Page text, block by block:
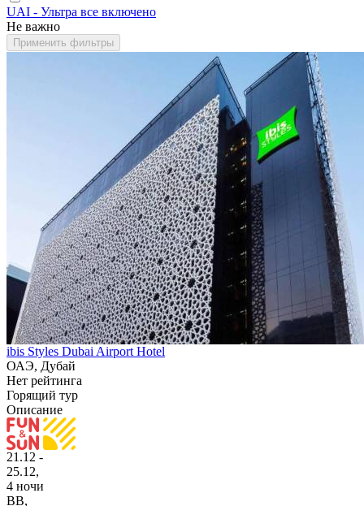
UAI - Ультра все включено
Не важно
Применить фильтры
ibis Styles Dubai Airport Hotel
ОАЭ, Дубай
Нет рейтинга
Горящий тур
Описание
21.12 -
25.12,
4 ночи
BB,